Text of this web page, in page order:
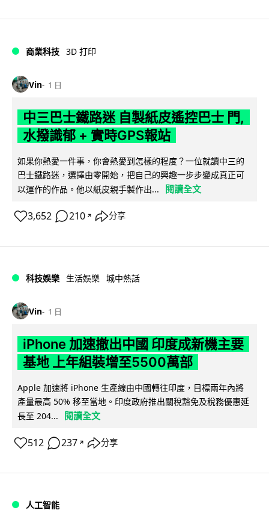
商業科技 3D 打印
Vin 1 日
中三巴士鐵路迷 自製紙皮遙控巴士 門,
水撥識郁 + 實時GPS報站
如果你熱愛一件事，你會熱愛到怎樣的程度？一位就讀中三的
巴士鐵路迷，選擇由零開始，把自己的興趣一步步變成真正可
以運作的作品。他以紙皮親手製作出...
閱讀全文
3,652 210 ↗ 分享
科技娛樂 生活娛樂 城中熱話
Vin 1 日
iPhone 加速撤出中國 印度成新機主要
基地 上年組裝增至5500萬部
Apple 加速將 iPhone 生產線由中國轉往印度，目標兩年內將
產量最高 50% 移至當地。印度政府推出關稅豁免及稅務優惠延
長至 204...
閱讀全文
512 237 ↗ 分享
人工智能